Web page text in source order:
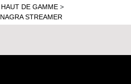
HAUT DE GAMME >
NAGRA STREAMER